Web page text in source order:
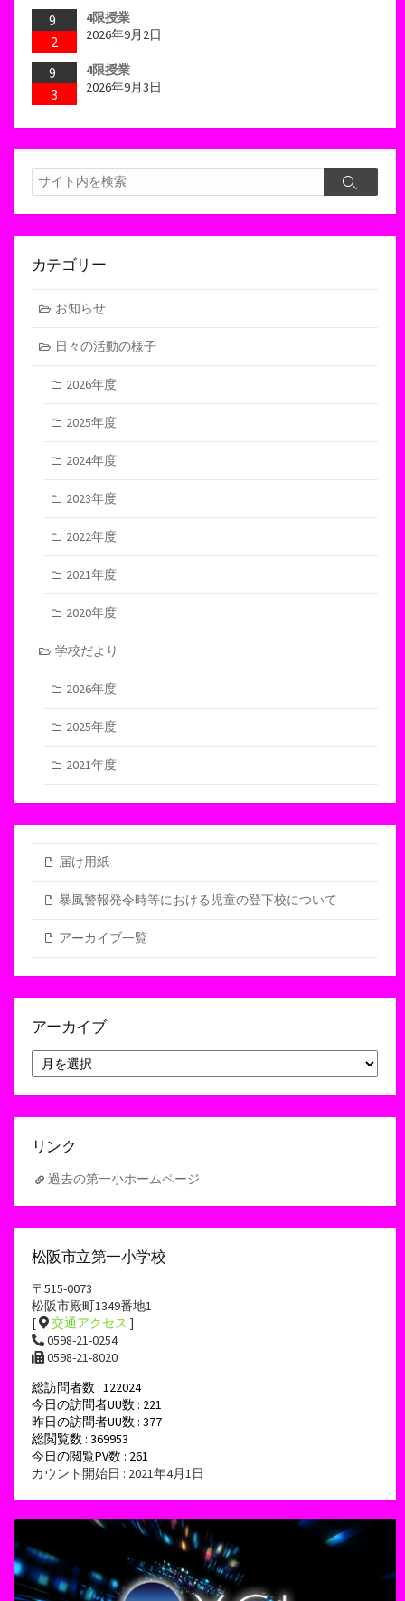
9
2
4限授業
2026年9月2日
9
3
4限授業
2026年9月3日
検
索
検
カテゴリー
お知らせ
日々の活動の様子
2026年度
2025年度
2024年度
2023年度
2022年度
2021年度
2020年度
学校だより
2026年度
2025年度
2021年度
届け用紙
暴風警報発令時等における児童の登下校について
アーカイブ一覧
アーカイブ
ー
カ
リンク
過去の第一小ホームページ
松阪市立第一小学校
〒515-0073
松阪市殿町1349番地1
[
交通アクセス ]
0598-21-0254
0598-21-8020
総訪問者数 : 122024
今日の訪問者UU数 : 221
昨日の訪問者UU数 : 377
総閲覧数 : 369953
今日の閲覧PV数 : 261
カウント開始日 : 2021年4月1日